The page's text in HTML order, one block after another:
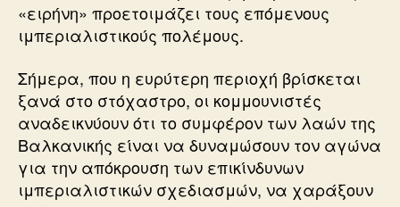
«ειρήνη» προετοιμάζει τους επόμενους
ιμπεριαλιστικούς πολέμους.
Σήμερα, που η ευρύτερη περιοχή βρίσκεται
ξανά στο στόχαστρο, οι κομμουνιστές
αναδεικνύουν ότι το συμφέρον των λαών της
Βαλκανικής είναι να δυναμώσουν τον αγώνα
για την απόκρουση των επικίνδυνων
ιμπεριαλιστικών σχεδιασμών, να χαράξουν